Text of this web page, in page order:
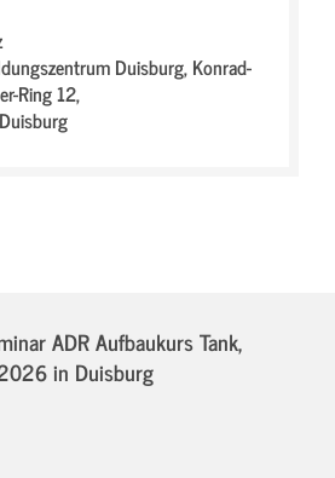
Duisburg,Konrad-
Ring 12,
ADR Aufbaukurs Tank,
in Duisburg